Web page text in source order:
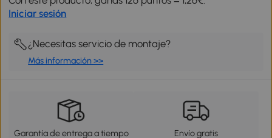
Iniciar sesión
¿Necesitas servicio de montaje?
Más información >>
Garantía de entrega a tiempo Envío gratis